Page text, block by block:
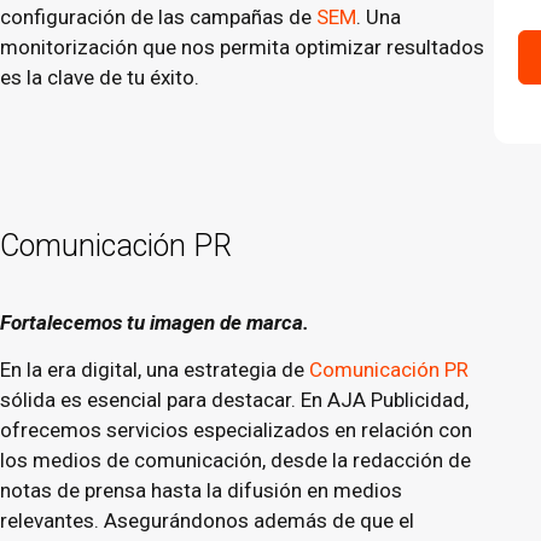
configuración de las campañas de SEM. Una
monitorización que nos permita optimizar resultados
es la clave de tu éxito.
Comunicación PR
Fortalecemos tu imagen de marca.
En la era digital, una estrategia de Comunicación PR
sólida es esencial para destacar. En AJA Publicidad,
ofrecemos servicios especializados en relación con
los medios de comunicación, desde la redacción de
notas de prensa hasta la difusión en medios
relevantes. Asegurándonos además de que el